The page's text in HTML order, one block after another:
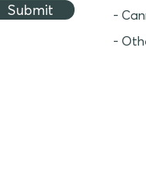
Submit
-
-